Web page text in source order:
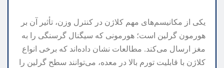
یکی از مکانیسم‌های مهم کلاژن در کنترل وزن، تأثیر آن بر
هورمون گرلین است؛ هورمونی که سیگنال گرسنگی را به
مغز ارسال می‌کند. مطالعات نشان داده‌اند که برخی انواع
کلاژن با قابلیت تورم بالا در معده، می‌توانند سطح گرلین را